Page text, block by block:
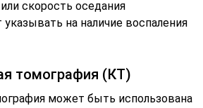
скорость оседания
на наличие воспаления
томография (КТ)
может быть использована